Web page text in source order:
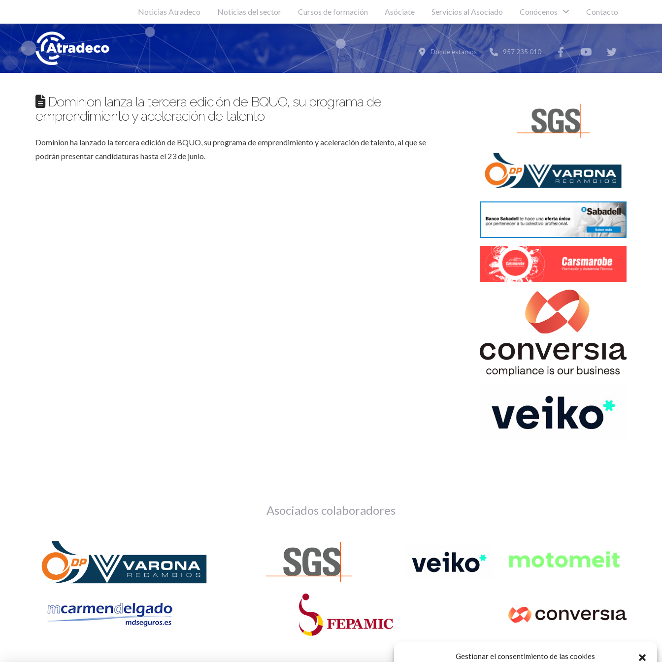
Gestionar el consentimiento de las cookies
Noticias Atradeco Noticias del sector Cursos de formación Asóciate Servicios al Asociado Conócenos Contacto
Donde estamos 957 235 010
Dominion lanza la tercera edición de BQUO, su programa de
emprendimiento y aceleración de talento
Dominion ha lanzado la tercera edición de BQUO, su programa de emprendimiento y aceleración de talento, al que se
podrán presentar candidaturas hasta el 23 de junio.
Asociados colaboradores